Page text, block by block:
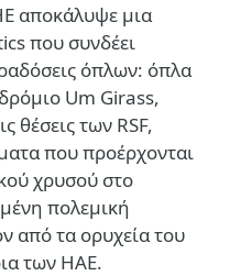
αποκάλυψε μια
που συνδέει
όπλων: όπλα
Um Girass,
θέσεις των RSF,
που προέρχονται
χρυσού στο
πολεμική
από τα ορυχεία του
των ΗΑΕ.